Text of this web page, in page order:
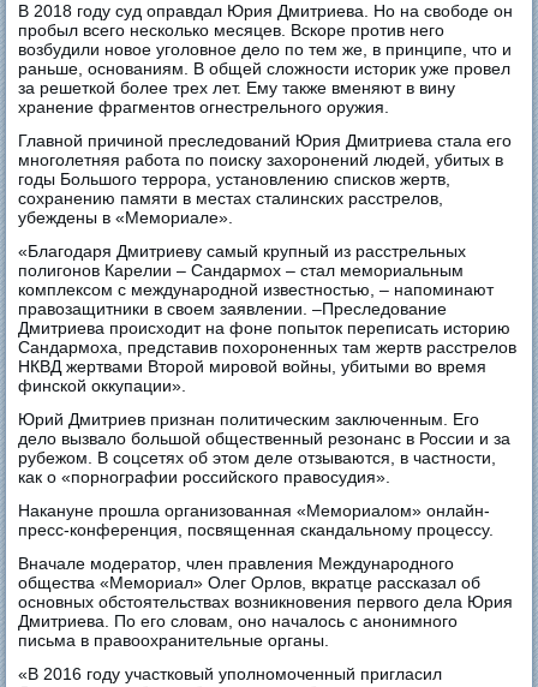
В 2018 году суд оправдал Юрия Дмитриева. Но на свободе он
пробыл всего несколько месяцев. Вскоре против него
возбудили новое уголовное дело по тем же, в принципе, что и
раньше, основаниям. В общей сложности историк уже провел
за решеткой более трех лет. Ему также вменяют в вину
хранение фрагментов огнестрельного оружия.
Главной причиной преследований Юрия Дмитриева стала его
многолетняя работа по поиску захоронений людей, убитых в
годы Большого террора, установлению списков жертв,
сохранению памяти в местах сталинских расстрелов,
убеждены в «Мемориале».
«Благодаря Дмитриеву самый крупный из расстрельных
полигонов Карелии – Сандармох – стал мемориальным
комплексом с международной известностью, – напоминают
правозащитники в своем заявлении. –Преследование
Дмитриева происходит на фоне попыток переписать историю
Сандармоха, представив похороненных там жертв расстрелов
НКВД жертвами Второй мировой войны, убитыми во время
финской оккупации».
Юрий Дмитриев признан политическим заключенным. Его
дело вызвало большой общественный резонанс в России и за
рубежом. В соцсетях об этом деле отзываются, в частности,
как о «порнографии российского правосудия».
Накануне прошла организованная «Мемориалом» онлайн-
пресс-конференция, посвященная скандальному процессу.
Вначале модератор, член правления Международного
общества «Мемориал» Олег Орлов, вкратце рассказал об
основных обстоятельствах возникновения первого дела Юрия
Дмитриева. По его словам, оно началось с анонимного
письма в правоохранительные органы.
«В 2016 году участковый уполномоченный пригласил